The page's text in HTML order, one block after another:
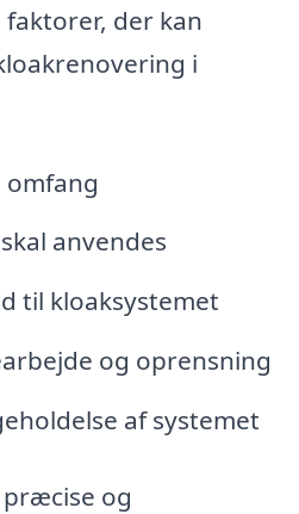
der kan
i
omfang
anvendes
til kloaksystemet
og oprensning
af systemet
og